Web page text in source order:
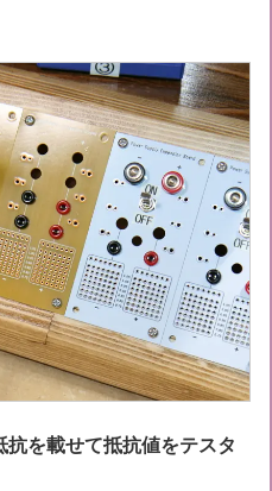
を載せて抵抗値をテスタ